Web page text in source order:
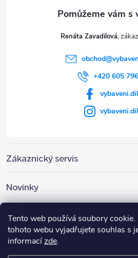
Tento web používá soubory
tohoto webu vyjadřujete souhlas s
informacízde.
Zákaznický servis
Novinky
Nákupní košík
Renáta Zavadilová
obchod@
+420 605